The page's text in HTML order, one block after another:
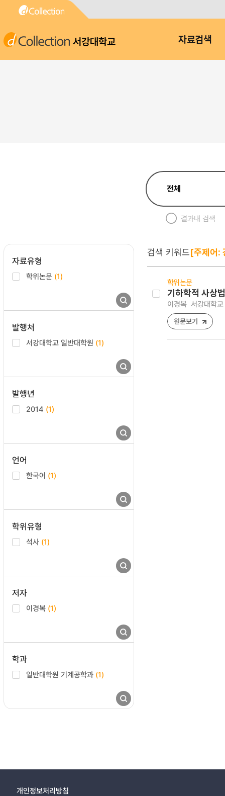
서강대학교 자료검색
결과내 검색
자료유형
학위논문 (1)
발행처
서강대학교 일반대학원 (1)
발행년
2014 (1)
언어
한국어 (1)
학위유형
석사 (1)
저자
이경복 (1)
학과
일반대학원 기계공학과 (1)
검색 키워드[주제어:
학위논문
기하학적 사
이경복 서강대학
원문보기
개인정보처리방침